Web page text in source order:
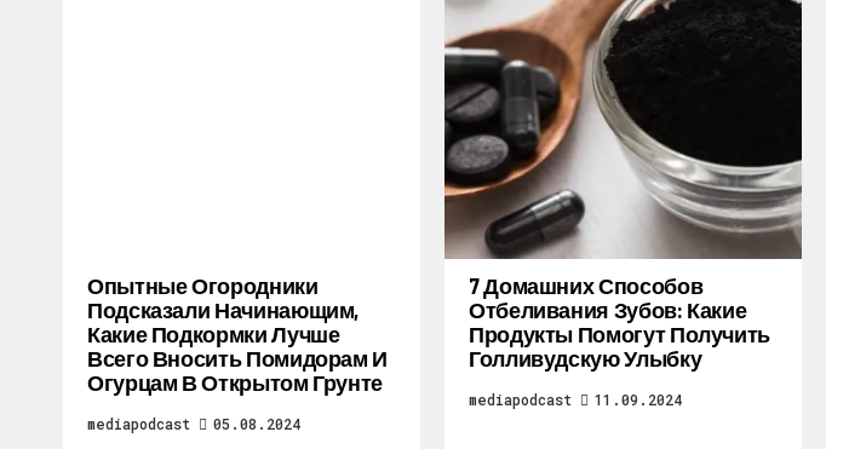
Опытные Огородники
Подсказали Начинающим,
Какие Подкормки Лучше
Всего Вносить Помидорам И
Огурцам В Открытом Грунте
mediapodcast 05.08.2024
7 Домашних Способов
Отбеливания Зубов: Какие
Продукты Помогут Получить
Голливудскую Улыбку
mediapodcast 11.09.2024